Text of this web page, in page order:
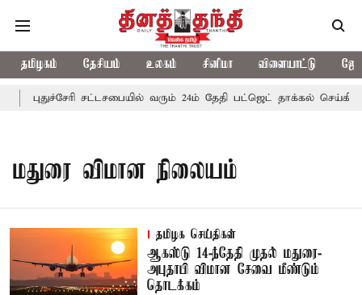
தமிழகம் தேசியம் உலகம் சினிமா விளையாட்டு
புதுச்சேரி சட்டசபையில் வரும் 24ம் தேதி பட்ஜெட் தாக்கல்
மதுரை விமான நிலையம்
தமிழக செய்திகள்
ஆகஸ்டு 14-ந்தேதி முதல் மதுரை-
அபுதாபி விமான சேவை மீண்டும்
தொடக்கம்